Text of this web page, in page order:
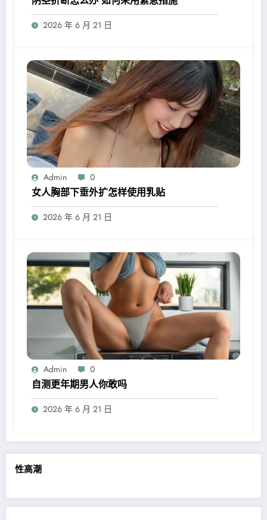
性高潮
2026 年 6 月 21 日
Admin 0
女人胸部下垂外扩怎样使用乳贴
2026 年 6 月 21 日
Admin 0
自测更年期男人你敢吗
2026 年 6 月 21 日